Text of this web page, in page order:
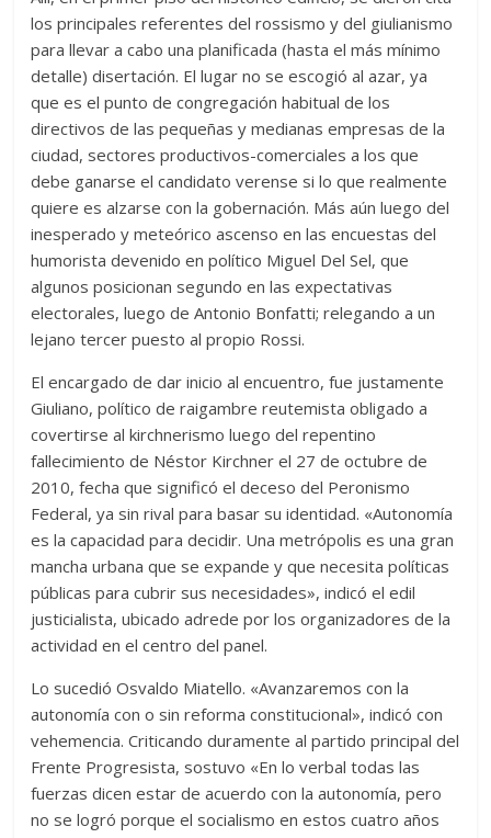
los principales referentes del rossismo y del giulianismo
para llevar a cabo una planificada (hasta el más mínimo
detalle) disertación. El lugar no se escogió al azar, ya
que es el punto de congregación habitual de los
directivos de las pequeñas y medianas empresas de la
ciudad, sectores productivos-comerciales a los que
debe ganarse el candidato verense si lo que realmente
quiere es alzarse con la gobernación. Más aún luego del
inesperado y meteórico ascenso en las encuestas del
humorista devenido en político Miguel Del Sel, que
algunos posicionan segundo en las expectativas
electorales, luego de Antonio Bonfatti; relegando a un
lejano tercer puesto al propio Rossi.
El encargado de dar inicio al encuentro, fue justamente
Giuliano, político de raigambre reutemista obligado a
covertirse al kirchnerismo luego del repentino
fallecimiento de Néstor Kirchner el 27 de octubre de
2010, fecha que significó el deceso del Peronismo
Federal, ya sin rival para basar su identidad. «Autonomía
es la capacidad para decidir. Una metrópolis es una gran
mancha urbana que se expande y que necesita políticas
públicas para cubrir sus necesidades», indicó el edil
justicialista, ubicado adrede por los organizadores de la
actividad en el centro del panel.
Lo sucedió Osvaldo Miatello. «Avanzaremos con la
autonomía con o sin reforma constitucional», indicó con
vehemencia. Criticando duramente al partido principal del
Frente Progresista, sostuvo «En lo verbal todas las
fuerzas dicen estar de acuerdo con la autonomía, pero
no se logró porque el socialismo en estos cuatro años